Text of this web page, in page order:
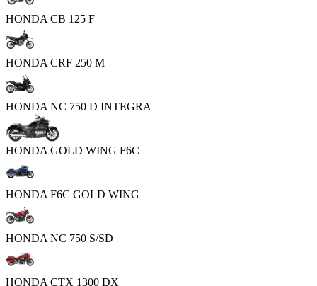
HONDA CB 125 F
HONDA CRF 250 M
HONDA NC 750 D INTEGRA
HONDA GOLD WING F6C
HONDA F6C GOLD WING
HONDA NC 750 S/SD
HONDA CTX 1300 DX